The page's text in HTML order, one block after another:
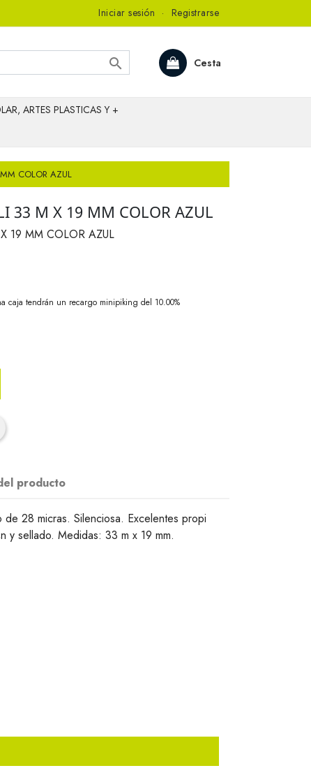
Iniciar sesión · Registrarse
Cesta

ARTES PLASTICAS Y +
COLOR AZUL
33 M X 19 MM COLOR AZUL
19 MM COLOR AZUL
caja tendrán un recargo minipiking del 10.00%
producto
28 micras. Silenciosa. Excelentes propi
sellado. Medidas: 33 m x 19 mm.